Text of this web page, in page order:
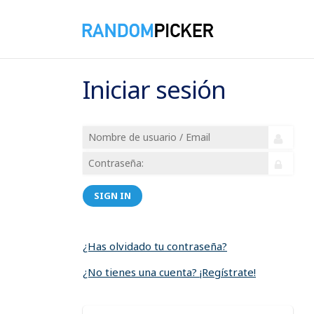
Iniciar sesión
SIGN IN
¿Has olvidado tu contraseña?
¿No tienes una cuenta? ¡Regístrate!